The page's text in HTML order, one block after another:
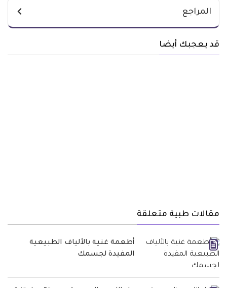
المراجع
قد يعجبك أيضا
مقالات طبية متعلقة
أطعمة غنية بالألياف الطبيعية
المفيدة لجسمك